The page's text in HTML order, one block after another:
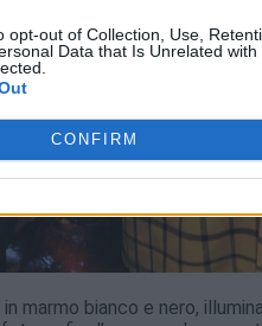
opt-out of Collection, Use,
Data that Is Unrelated
CONFIRM
marmo bianco e nero,